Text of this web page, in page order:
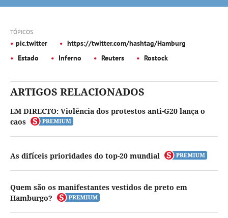
TÓPICOS
pic.twitter
https://twitter.com/hashtag/Hamburg
Estado
Inferno Reuters Rostock
ARTIGOS RELACIONADOS
EM DIRECTO: Violência dos protestos anti-G20 lança o
caos
As difíceis prioridades do top-20 mundial
Quem são os manifestantes vestidos de preto em
Hamburgo?